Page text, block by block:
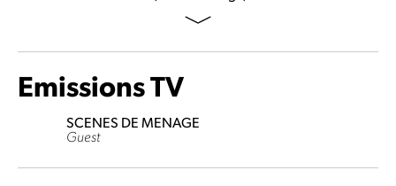
Emissions TV
SCENES DE MENAGE
Guest